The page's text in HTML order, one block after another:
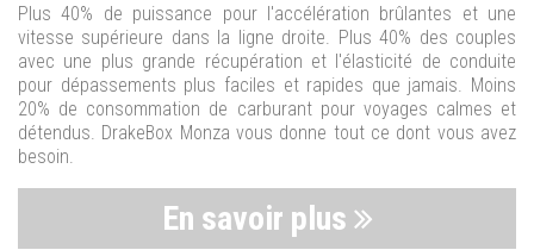
Plus 40% de puissance pour l'accélération brûlantes et une
vitesse supérieure dans la ligne droite. Plus 40% des couples
avec une plus grande récupération et l'élasticité de conduite
pour dépassements plus faciles et rapides que jamais. Moins
20% de consommation de carburant pour voyages calmes et
détendus. DrakeBox Monza vous donne tout ce dont vous avez
besoin.
En savoir plus